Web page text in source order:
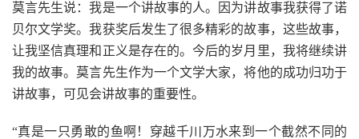
莫言先生说：我是一个讲故事的人。因为讲故事我获得了诺
贝尔文学奖。我获奖后发生了很多精彩的故事，这些故事，
让我坚信真理和正义是存在的。今后的岁月里，我将继续讲
我的故事。莫言先生作为一个文学大家，将他的成功归功于
讲故事，可见会讲故事的重要性。
“真是一只勇敢的鱼啊！穿越千川万水来到一个截然不同的